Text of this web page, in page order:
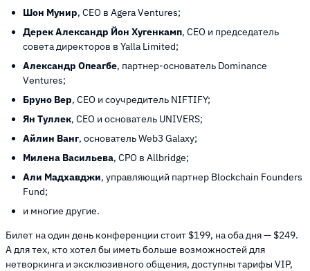
Шон Мунир, CEO в Agera Ventures;
Дерек Александр Йон Хугенкамп, CEO и председатель
совета директоров в Yalla Limited;
Александр Опеагбе, партнер-основатель Dominance
Ventures;
Бруно Вер, CEO и соучредитель NIFTIFY;
Ян Туллек, CEO и основатель UNIVERS;
Айлин Ванг, основатель Web3 Galaxy;
Милена Васильева, CPO в Allbridge;
Али Мадхавджи, управляющий партнер Blockchain Founders
Fund;
и многие другие.
Билет на один день конференции стоит $199, на оба дня — $249.
А для тех, кто хотел бы иметь больше возможностей для
нетворкинга и эксклюзивного общения, доступны тарифы VIP,